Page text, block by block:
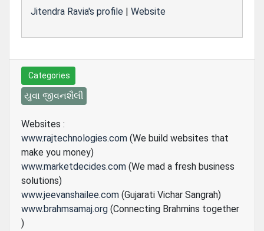
Jitendra Ravia's profile | Website
Categories
યુવા જીવનશૈલી
Websites :
www.rajtechnologies.com (We build websites that
make you money)
www.marketdecides.com (We mad a fresh business
solutions)
www.jeevanshailee.com (Gujarati Vichar Sangrah)
www.brahmsamaj.org (Connecting Brahmins together
)